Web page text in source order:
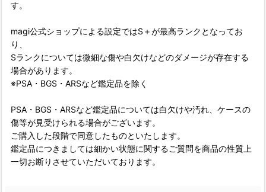
す。
magi公式ショップによる設定ではS＋が最高ランクとなってお
り、
Sランクについては微細な傷や白欠けなどのダメージが存在する
場合があります。
※PSA・BGS・ARSなど鑑定品を除く
PSA・BGS・ARSなど鑑定品については白欠けや汚れ、ケースの
傷等が見受けられる場合がございます。
ご購入した段階で同意したものといたします。
鑑定品につきましては細かい状態に関するご質問を商品の性質上
一切お断りさせていただいております。